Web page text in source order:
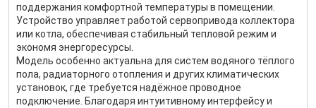
поддержания комфортной температуры в помещении.
Устройство управляет работой сервопривода коллектора
или котла, обеспечивая стабильный тепловой режим и
экономя энергоресурсы.
Модель особенно актуальна для систем водяного тёплого
пола, радиаторного отопления и других климатических
установок, где требуется надёжное проводное
подключение. Благодаря интуитивному интерфейсу и